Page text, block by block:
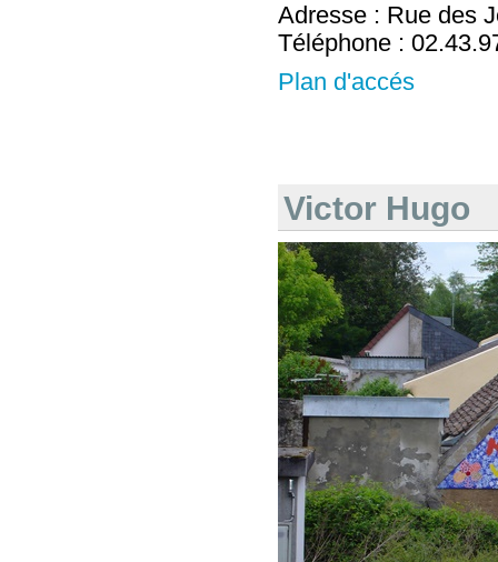
Adresse : Rue des
Téléphone :
Plan d'accés
Victor Hugo